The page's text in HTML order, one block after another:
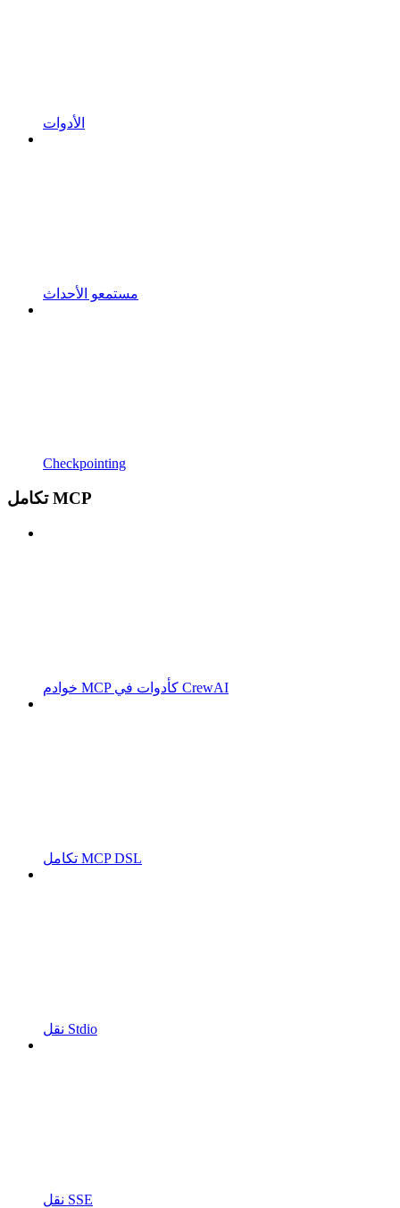
الأدوات
مستمعو الأحداث
Checkpointing
تكامل MCP
خوادم MCP كأدوات في CrewAI
تكامل MCP DSL
نقل Stdio
نقل SSE